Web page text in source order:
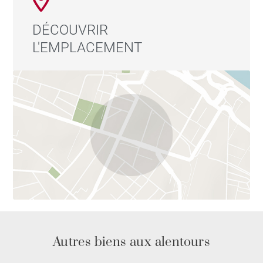
DÉCOUVRIR
L'EMPLACEMENT
Autres biens aux alentours